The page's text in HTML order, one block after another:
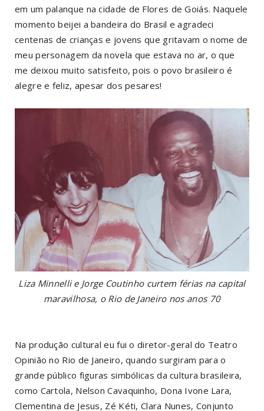
em um palanque na cidade de Flores de Goiás. Naquele
momento beijei a bandeira do Brasil e agradeci
centenas de crianças e jovens que gritavam o nome de
meu personagem da novela que estava no ar, o que
me deixou muito satisfeito, pois o povo brasileiro é
alegre e feliz, apesar dos pesares!
Liza Minnelli e Jorge Coutinho curtem férias na capital
maravilhosa, o Rio de Janeiro nos anos 70
Na produção cultural eu fui o diretor-geral do Teatro
Opinião no Rio de Janeiro, quando surgiram para o
grande público figuras simbólicas da cultura brasileira,
como Cartola, Nelson Cavaquinho, Dona Ivone Lara,
Clementina de Jesus, Zé Kéti, Clara Nunes, Conjunto